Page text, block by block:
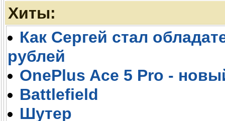
Хиты:
Как Сергей стал
рублей
OnePlus Ace 5 Pro -
Battlefield
Шутер